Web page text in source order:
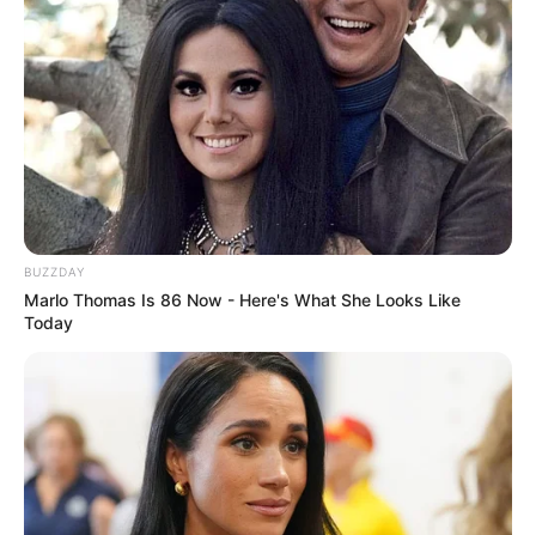
BUZZDAY
Marlo Thomas Is 86 Now - Here's What She Looks Like
Today